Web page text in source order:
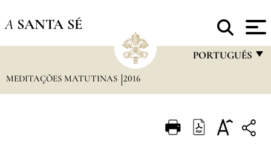
A SANTA SÉ
PORTUGUÊS
ITALIANO
MEDITAÇÕES MATUTINAS 2016